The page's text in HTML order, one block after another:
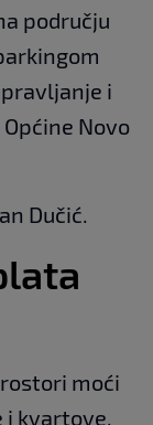
području
i
Novo
Dučić.
moći
i kvartove,